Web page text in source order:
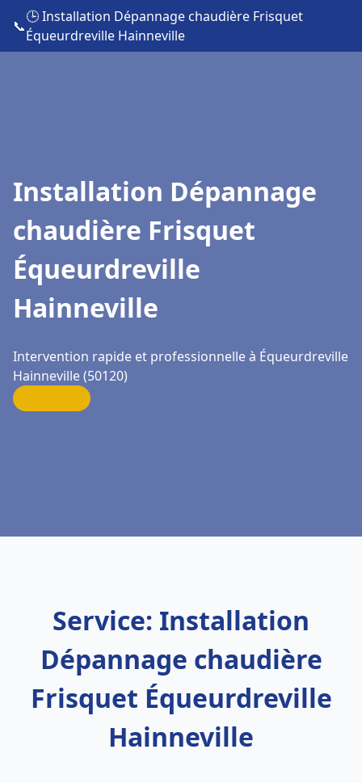
📞
🕒 Installation Dépannage chaudière Frisquet
Équeurdreville Hainneville
Installation Dépannage
chaudière Frisquet
Équeurdreville
Hainneville
Intervention rapide et professionnelle à Équeurdreville
Hainneville (50120)
Service: Installation
Dépannage chaudière
Frisquet Équeurdreville
Hainneville